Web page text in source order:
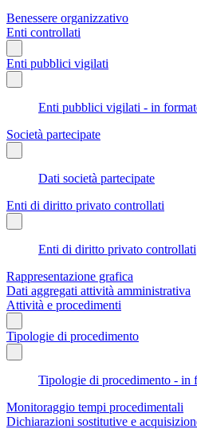
Benessere organizzativo
Enti controllati
Enti pubblici vigilati
Enti pubblici vigilati - in
Società partecipate
Dati società partecipate
Enti di diritto privato controllati
Enti di diritto privato controllati
Rappresentazione grafica
Dati aggregati attività amministrativa
Attività e procedimenti
Tipologie di procedimento
Tipologie di procedimento - in
Monitoraggio tempi procedimentali
Dichiarazioni sostitutive e